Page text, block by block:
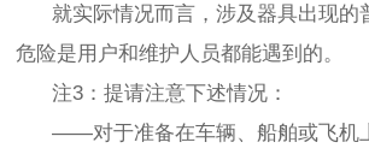
就实际情况而言，涉及器具出现的
危险是用户和维护人员都能遇到的。
注3：提请注意下述情况：
——对于准备在车辆、船舶或飞机